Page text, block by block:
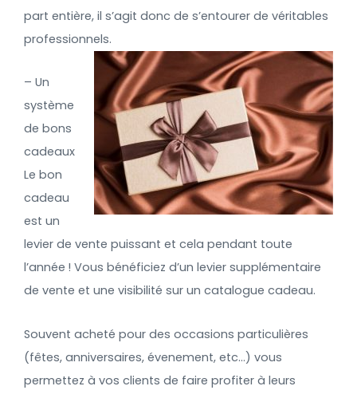
part entière, il s’agit donc de s’entourer de véritables
professionnels.
– Un
système
de bons
cadeaux
Le bon
cadeau
est un
levier de vente puissant et cela pendant toute
l’année ! Vous bénéficiez d’un levier supplémentaire
de vente et une visibilité sur un catalogue cadeau.
Souvent acheté pour des occasions particulières
(fêtes, anniversaires, évenement, etc…) vous
permettez à vos clients de faire profiter à leurs